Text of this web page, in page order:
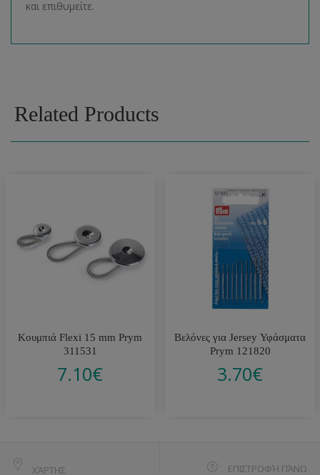
και επιθυμείτε.
Related Products
Κουμπιά Flexi 15 mm Prym
311531
7.10€
Βελόνες για Jersey Υφάσματα
Prym 121820
3.70€
ΧΆΡΤΗΣ ΕΠΙΣΤΡΟΦΉ ΠΆΝΩ